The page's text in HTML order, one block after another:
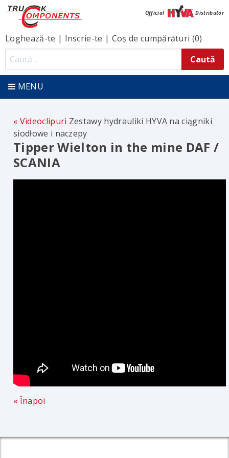
Official Distributor
Loghează-te | Inscrie-te | Coș de cumpărături (0)
MENU
Videoclipuri Zestawy hydrauliki HYVA na ciągniki
siodłowe i naczepy
Tipper Wielton in the mine DAF /
SCANIA
« Înapoi